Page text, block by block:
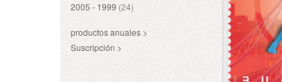
2005 - 1999 (24)
productos anuales >
Suscripción >